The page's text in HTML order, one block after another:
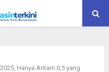
Hanya Antam 0,5 yang